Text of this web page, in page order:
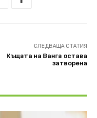
СЛЕДВАЩА СТАТИЯ
Къщата на Ванга остава
затворена